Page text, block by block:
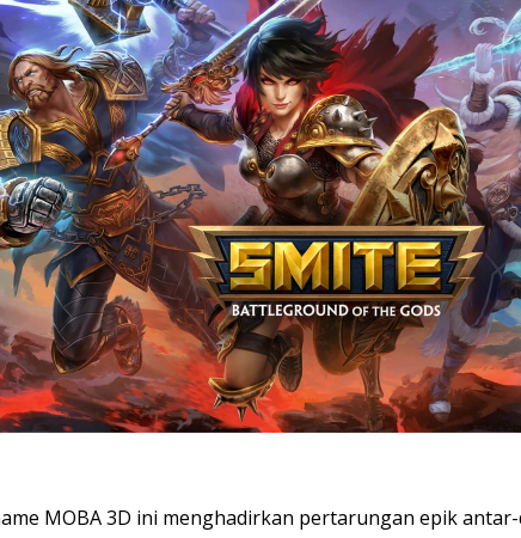
MOBA 3D ini menghadirkan pertarungan epik